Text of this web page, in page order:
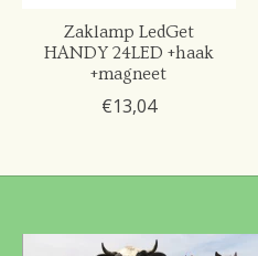
Zaklamp LedGet
HANDY 24LED +haak
+magneet
€13,04